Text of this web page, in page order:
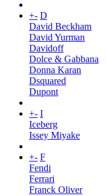
+- D
David Beckham
David Yurman
Davidoff
Dolce & Gabbana
Donna Karan
Dsquared
Dupont
+- I
Iceberg
Issey Miyake
+- F
Fendi
Ferrari
Franck Oliver